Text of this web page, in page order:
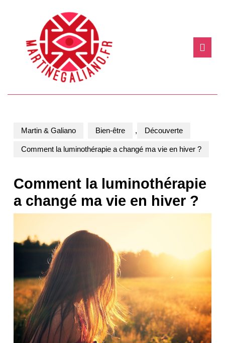
Martin & Galiano Bien-être , Découverte
Comment la luminothérapie a changé ma vie en hiver ?
Comment la luminothérapie
a changé ma vie en hiver ?